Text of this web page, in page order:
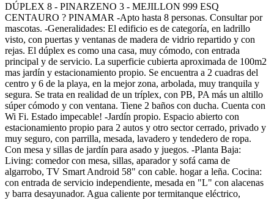
DÚPLEX 8 - PINARZENO 3 - MEJILLON 999 ESQ
CENTAURO ? PINAMAR -Apto hasta 8 personas. Consultar por
mascotas. -Generalidades: El edificio es de categoría, en ladrillo
visto, con puertas y ventanas de madera de vidrio repartido y con
rejas. El dúplex es como una casa, muy cómodo, con entrada
principal y de servicio. La superficie cubierta aproximada de 100m2
mas jardín y estacionamiento propio. Se encuentra a 2 cuadras del
centro y 6 de la playa, en la mejor zona, arbolada, muy tranquila y
segura. Se trata en realidad de un tríplex, con PB, PA más un altillo
súper cómodo y con ventana. Tiene 2 baños con ducha. Cuenta con
Wi Fi. Estado impecable! -Jardín propio. Espacio abierto con
estacionamiento propio para 2 autos y otro sector cerrado, privado y
muy seguro, con parrilla, mesada, lavadero y tendedero de ropa.
Con mesa y sillas de jardín para asado y juegos. -Planta Baja:
Living: comedor con mesa, sillas, aparador y sofá cama de
algarrobo, TV Smart Android 58" con cable. hogar a leña. Cocina:
con entrada de servicio independiente, mesada en "L" con alacenas
y barra desayunador. Agua caliente por termitanque eléctrico,